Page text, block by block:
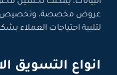
عروض مخصصة، وتخصيص
لتلبية احتياجات العملاء
انواع التسويق